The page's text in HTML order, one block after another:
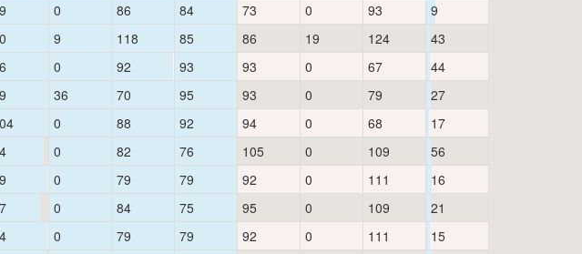
0 86 84 73 0 93
9
9 118 85 86 19 124
43
0 92 93 93 0 67
44
36 70 95 93 0 79
27
0 88 92 94 0 68
17
0 82 76 105 0 109
56
0 79 79 92 0 111
16
0 84 75 95 0 109
21
0 79 79 92 0 111
15